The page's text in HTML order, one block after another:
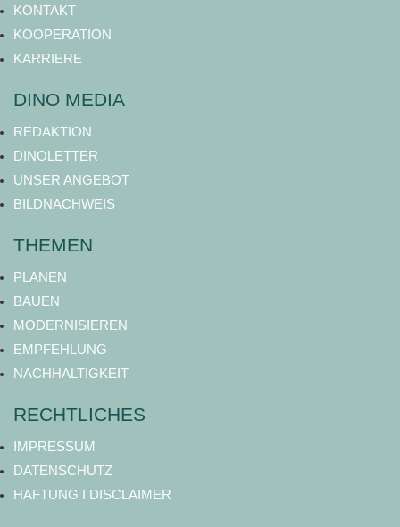
KONTAKT
KOOPERATION
KARRIERE
DINO MEDIA
REDAKTION
DINOLETTER
UNSER ANGEBOT
BILDNACHWEIS
THEMEN
PLANEN
BAUEN
MODERNISIEREN
EMPFEHLUNG
NACHHALTIGKEIT
RECHTLICHES
IMPRESSUM
DATENSCHUTZ
HAFTUNG I DISCLAIMER